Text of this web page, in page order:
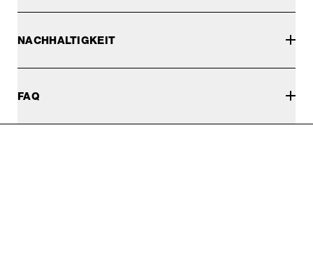
NACHHALTIGKEIT
FAQ